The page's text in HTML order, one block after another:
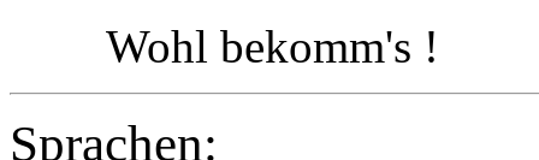
Wohl bekomm's !
Sprachen: